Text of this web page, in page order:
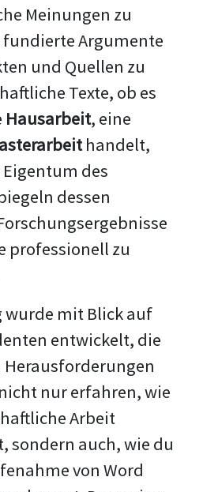
Meinungen zu
Argumente
und Quellen zu
Texte, ob es
Hausarbeit, eine
handelt,
des
dessen
professionell zu
wurde mit Blick auf
entwickelt, die
Herausforderungen
nur erfahren, wie
Arbeit
sondern auch, wie du
von Word